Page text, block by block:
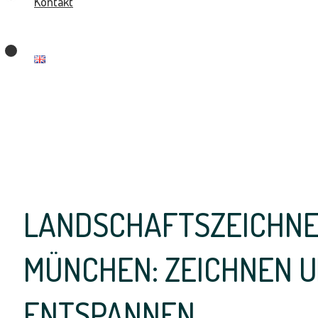
MÜNCHEN: ZEICHNEN